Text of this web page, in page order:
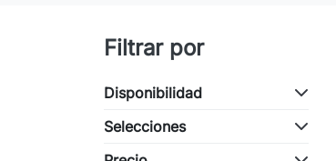
Filtrar por
Disponibilidad
Selecciones